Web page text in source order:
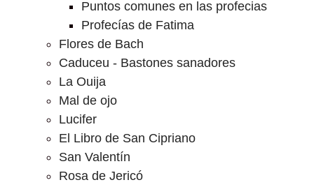
Puntos comunes en las profecias
Profecías de Fatima
Flores de Bach
Caduceu - Bastones sanadores
La Ouija
Mal de ojo
Lucifer
El Libro de San Cipriano
San Valentín
Rosa de Jericó